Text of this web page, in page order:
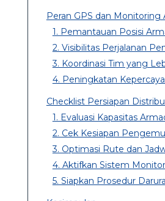
Peran GPS dan Monitoring
1. Pemantauan Posisi
2. Visibilitas Perjalanan
3. Koordinasi Tim yang
4. Peningkatan
Checklist Persiapan
1. Evaluasi Kapasitas
2. Cek Kesiapan
3. Optimasi Rute dan
4. Aktifkan Sistem
5. Siapkan Prosedur